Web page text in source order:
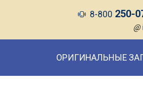
8-800 250-
@
ОРИГИНАЛЬНЫЕ